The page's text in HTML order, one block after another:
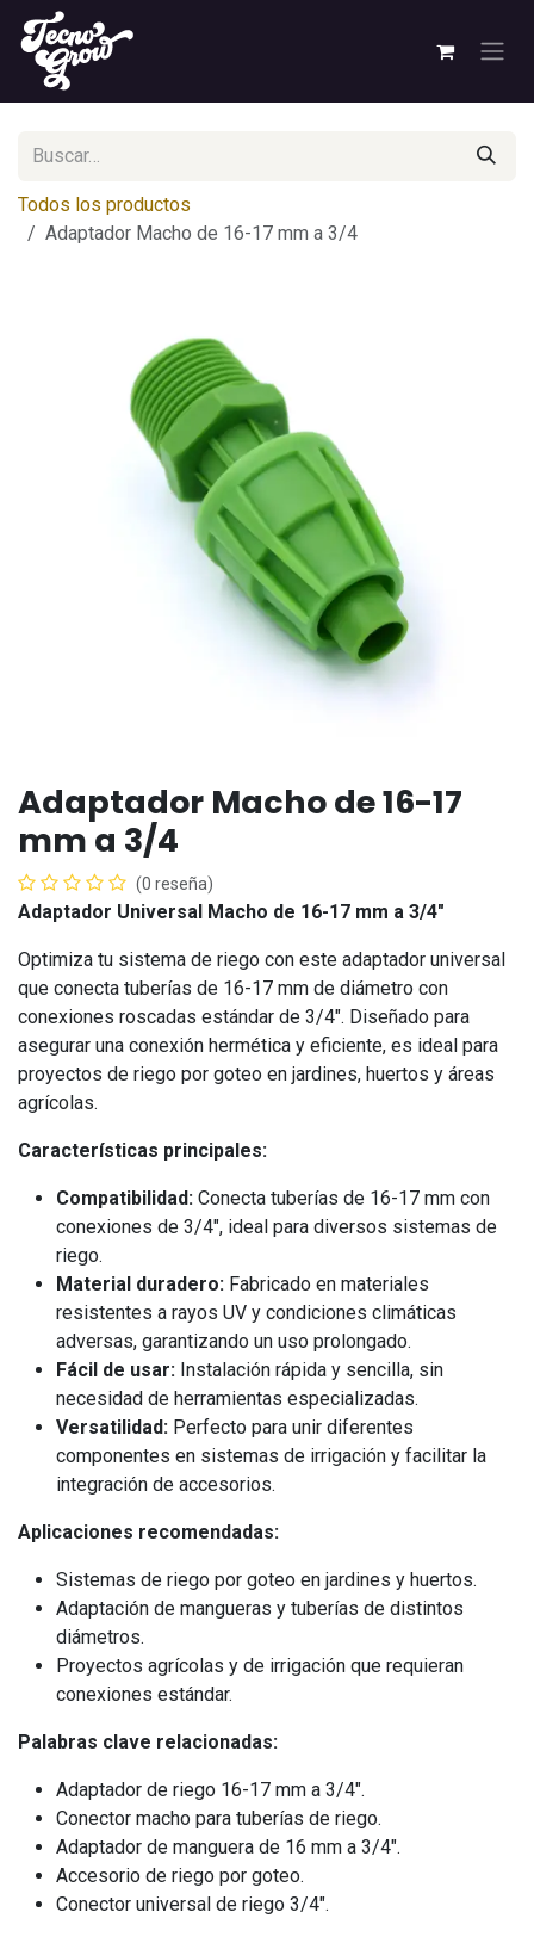
Ir al contenido
Todos los productos
Adaptador Macho de 16-17 mm a 3/4
Adaptador Macho de 16-17
mm a 3/4
(0 reseña)
Adaptador Universal Macho de 16-17 mm a 3/4"
Optimiza tu sistema de riego con este adaptador universal
que conecta tuberías de 16-17 mm de diámetro con
conexiones roscadas estándar de 3/4". Diseñado para
asegurar una conexión hermética y eficiente, es ideal para
proyectos de riego por goteo en jardines, huertos y áreas
agrícolas.
Características principales:
Compatibilidad: Conecta tuberías de 16-17 mm con
conexiones de 3/4", ideal para diversos sistemas de
riego.
Material duradero: Fabricado en materiales
resistentes a rayos UV y condiciones climáticas
adversas, garantizando un uso prolongado.
Fácil de usar: Instalación rápida y sencilla, sin
necesidad de herramientas especializadas.
Versatilidad: Perfecto para unir diferentes
componentes en sistemas de irrigación y facilitar la
integración de accesorios.
Aplicaciones recomendadas:
Sistemas de riego por goteo en jardines y huertos.
Adaptación de mangueras y tuberías de distintos
diámetros.
Proyectos agrícolas y de irrigación que requieran
conexiones estándar.
Palabras clave relacionadas:
Adaptador de riego 16-17 mm a 3/4".
Conector macho para tuberías de riego.
Adaptador de manguera de 16 mm a 3/4".
Accesorio de riego por goteo.
Conector universal de riego 3/4".